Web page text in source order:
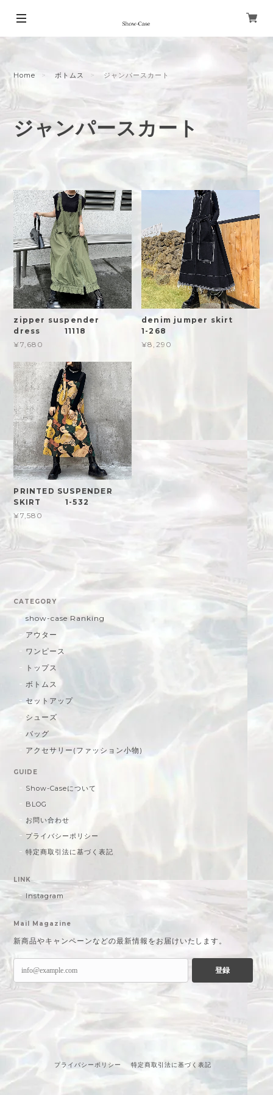
Home ボトムス ジャンパースカート
ジャンパースカート
zipper suspender
dress 11118
¥7,680
denim jumper skirt
1-268
¥8,290
PRINTED SUSPENDER
SKIRT 1-532
¥7,580
CATEGORY
show-case Ranking
アウター
ワンピース
トップス
ボトムス
セットアップ
シューズ
バッグ
アクセサリー(ファッション小物)
GUIDE
Show-Caseについて
BLOG
お問い合わせ
プライバシーポリシー
特定商取引法に基づく表記
LINK
Instagram
Mail Magazine
新商品やキャンペーンなどの最新情報をお届けいたします。
登録
プライバシーポリシー 特定商取引法に基づく表記